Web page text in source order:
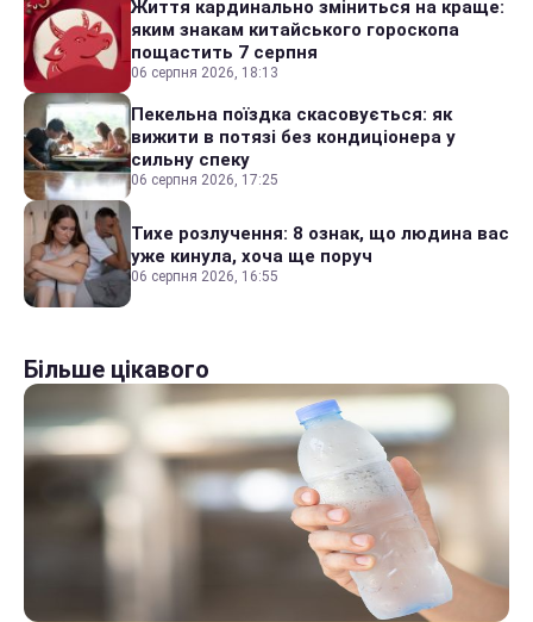
Життя кардинально зміниться на краще:
яким знакам китайського гороскопа
пощастить 7 серпня
06 серпня 2026, 18:13
Пекельна поїздка скасовується: як
вижити в потязі без кондиціонера у
сильну спеку
06 серпня 2026, 17:25
Тихе розлучення: 8 ознак, що людина вас
уже кинула, хоча ще поруч
06 серпня 2026, 16:55
Більше цікавого